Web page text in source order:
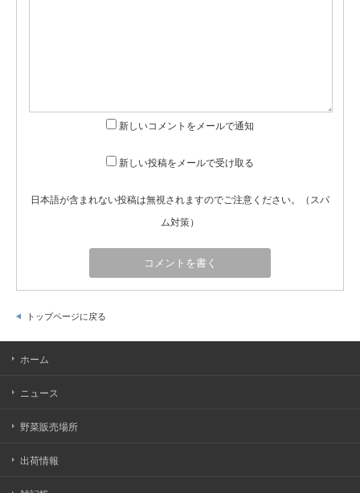
新しいコメントをメールで通知
新しい投稿をメールで受け取る
日本語が含まれない投稿は無視されますのでご注意ください。（スパ
ム対策）
トップページに戻る
ホーム
ニュース
野菜販売場所
出荷情報